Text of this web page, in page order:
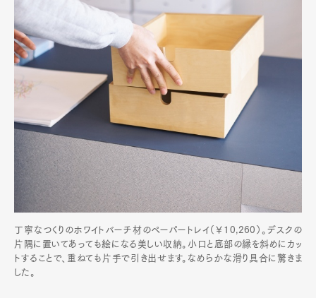
丁寧なつくりのホワイトバーチ材のペーパートレイ（￥10,260）。デスクの
片隅に置いてあっても絵になる美しい収納。小口と底部の縁を斜めにカッ
トすることで、重ねても片手で引き出せます。なめらかな滑り具合に驚きま
した。